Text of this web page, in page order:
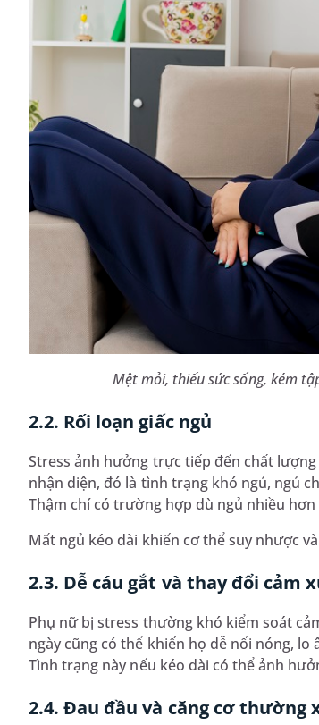
Mệt mỏi, thiếu sức sống, kém
2.2. Rối loạn giấc ngủ
Stress ảnh hưởng trực tiếp đến chất
nhận diện, đó là tình trạng khó ngủ, ngủ
Thậm chí có trường hợp dù ngủ nhiều
Mất ngủ kéo dài khiến cơ thể suy nhược
2.3. Dễ cáu gắt và thay đổi cảm
Phụ nữ bị stress thường khó kiểm soát
ngày cũng có thể khiến họ dễ nổi nóng,
Tình trạng này nếu kéo dài có thể ảnh
2.4. Đau đầu và căng cơ thường